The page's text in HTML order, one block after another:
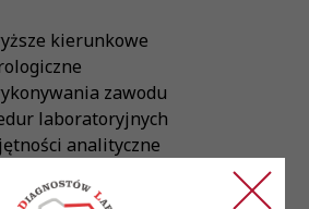
kierunkowe
zawodu
laboratoryjnych
analityczne
pracy własnej oraz